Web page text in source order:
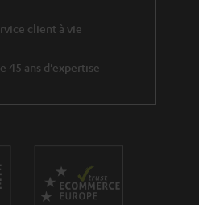
coins de la pièce pour éviter la réflexion
d'un système
vous devez vous assurer que votre
En ce qui concerne les entrées
assurer que votre PC dispose de la
client à vie
45 ans d'expertise